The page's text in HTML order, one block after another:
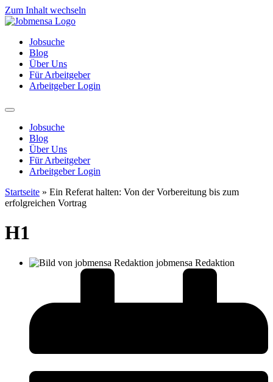
Zum Inhalt wechseln
Jobsuche
Blog
Über Uns
Für Arbeitgeber
Arbeitgeber Login
Jobsuche
Blog
Über Uns
Für Arbeitgeber
Arbeitgeber Login
Startseite » Ein Referat halten: Von der Vorbereitung bis zum
erfolgreichen Vortrag
H1
jobmensa Redaktion